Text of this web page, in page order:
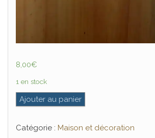
8,00€
1 en stock
quantité de Sac brodé "Petit Trésor"
Ajouter au panier
Catégorie : Maison et décoration